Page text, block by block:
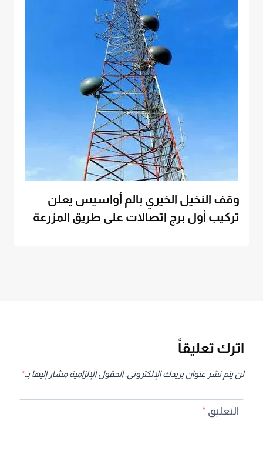
وقف النخيل الخيري بالم أواسيس يعلن
تركيب أول برج اتصالات على طريق المزرعة
اترك تعليقاً
لن يتم نشر عنوان بريدك الإلكتروني. الحقول الإلزامية مشار إليها بـ*
التعليق *